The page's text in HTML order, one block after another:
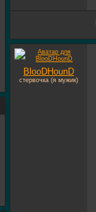
BlooDHounD
стервочка (я мужик)